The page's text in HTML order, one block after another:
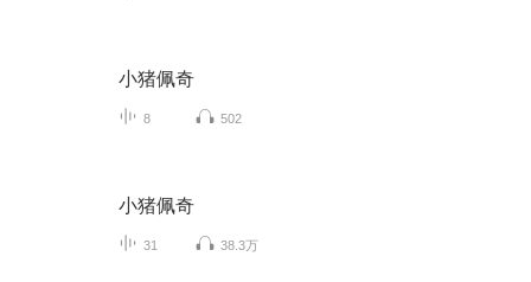
小猪佩奇
8 502
小猪佩奇
31 38.3万